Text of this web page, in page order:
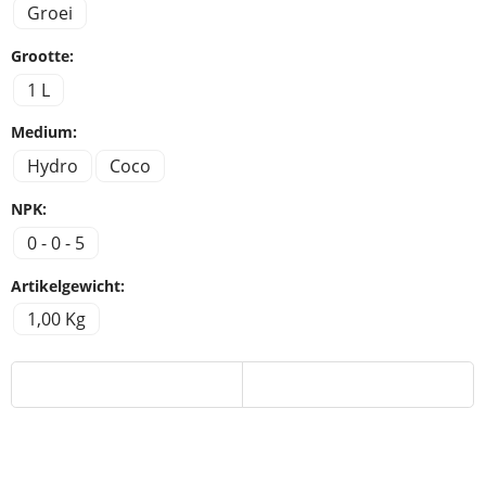
Groei
Grootte:
1 L
Medium:
Hydro Coco
NPK:
0 - 0 - 5
Artikelgewicht:
1,00 Kg